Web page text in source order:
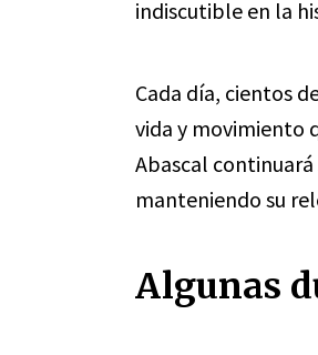
indiscutible en la
Cada día, cientos
vida y movimiento
Abascal
manteniendo su
Algunas